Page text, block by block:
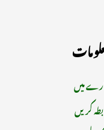
میں
کریں